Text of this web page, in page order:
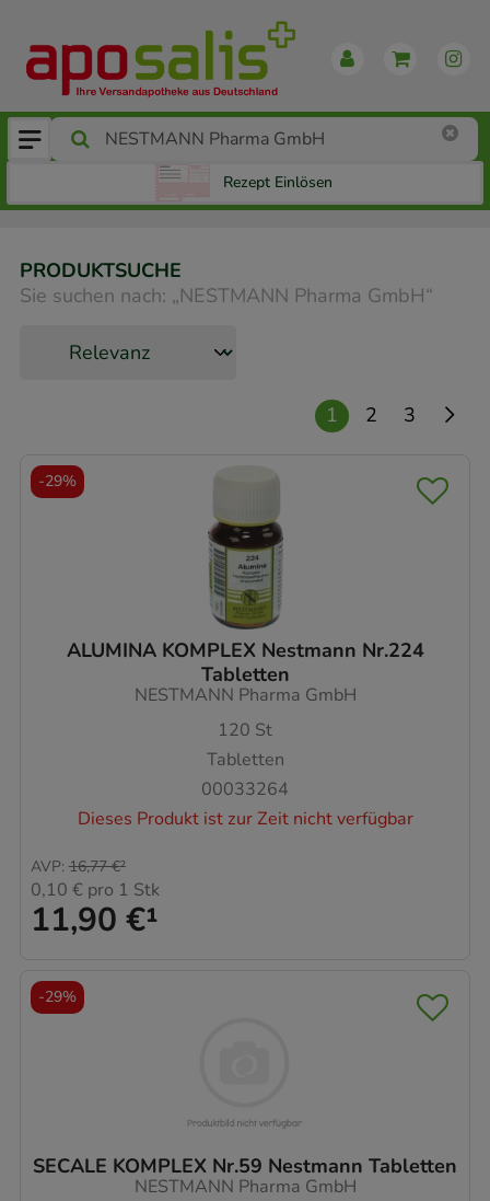
Rezept Einlösen
PRODUKTSUCHE
Sie suchen nach: „NESTMANN Pharma GmbH“
1 2 3
ALUMINA KOMPLEX Nestmann Nr.224
Tabletten
NESTMANN Pharma GmbH
120 St
Tabletten
00033264
Dieses Produkt ist zur Zeit nicht verfügbar
11,90 €¹
AVP: 16,77 €²
0,10 € pro 1 Stk
-29%
SECALE KOMPLEX Nr.59 Nestmann Tabletten
NESTMANN Pharma GmbH
-29%